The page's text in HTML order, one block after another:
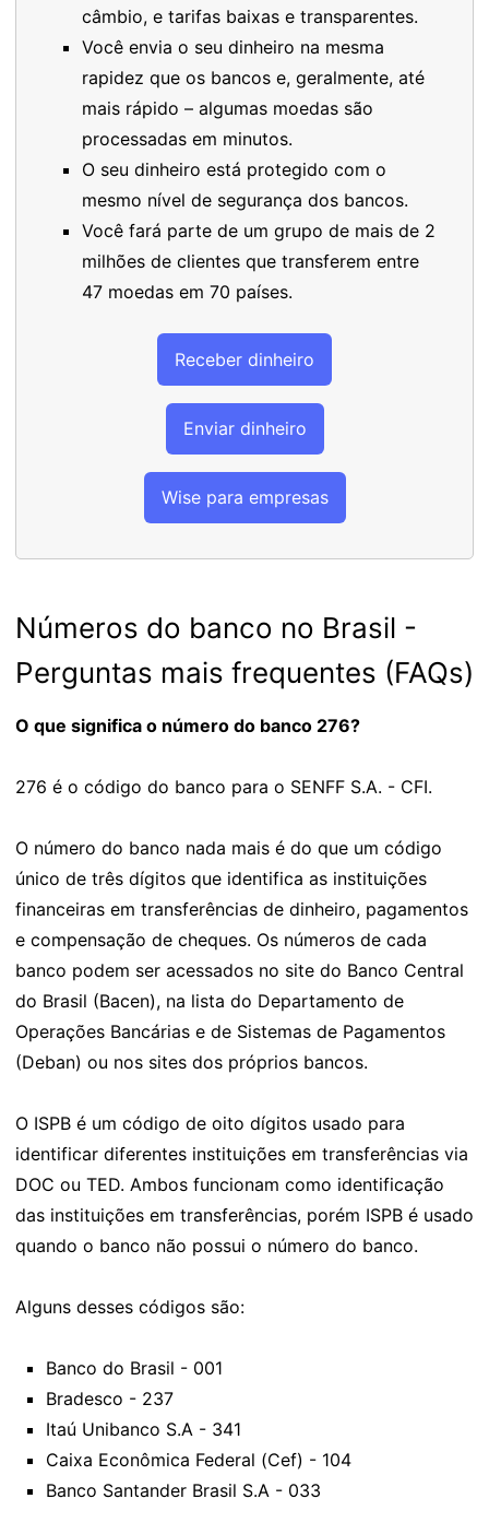
câmbio, e tarifas baixas e transparentes.
Você envia o seu dinheiro na mesma
rapidez que os bancos e, geralmente, até
mais rápido – algumas moedas são
processadas em minutos.
O seu dinheiro está protegido com o
mesmo nível de segurança dos bancos.
Você fará parte de um grupo de mais de 2
milhões de clientes que transferem entre
47 moedas em 70 países.
Receber dinheiro
Enviar dinheiro
Wise para empresas
Números do banco no Brasil -
Perguntas mais frequentes (FAQs)
O que significa o número do banco 276?
276 é o código do banco para o SENFF S.A. - CFI.
O número do banco nada mais é do que um código
único de três dígitos que identifica as instituições
financeiras em transferências de dinheiro, pagamentos
e compensação de cheques. Os números de cada
banco podem ser acessados no site do Banco Central
do Brasil (Bacen), na lista do Departamento de
Operações Bancárias e de Sistemas de Pagamentos
(Deban) ou nos sites dos próprios bancos.
O ISPB é um código de oito dígitos usado para
identificar diferentes instituições em transferências via
DOC ou TED. Ambos funcionam como identificação
das instituições em transferências, porém ISPB é usado
quando o banco não possui o número do banco.
Alguns desses códigos são:
Banco do Brasil - 001
Bradesco - 237
Itaú Unibanco S.A - 341
Caixa Econômica Federal (Cef) - 104
Banco Santander Brasil S.A - 033